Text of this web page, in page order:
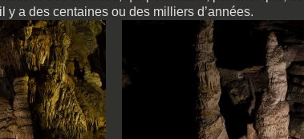
a des centaines ou des milliers d’années.